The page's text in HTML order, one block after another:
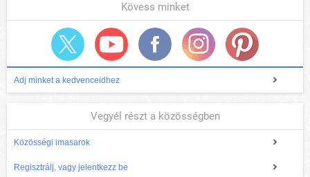
Kövess minket
Adj minket a kedvenceidhez
Vegyél részt a közösségben
Közösségi imasarok
Regisztrálj, vagy jelentkezz be